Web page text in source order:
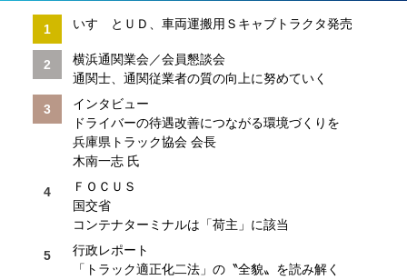
いすゞとＵＤ、車両運搬用Ｓキャブトラクタ発売
横浜通関業会／会員懇談会
通関士、通関従業者の質の向上に努めていく
インタビュー
ドライバーの待遇改善につながる環境づくりを
兵庫県トラック協会 会長
木南一志 氏
ＦＯＣＵＳ
国交省
コンテナターミナルは「荷主」に該当
行政レポート
「トラック適正化二法」の〝全貌〟を読み解く